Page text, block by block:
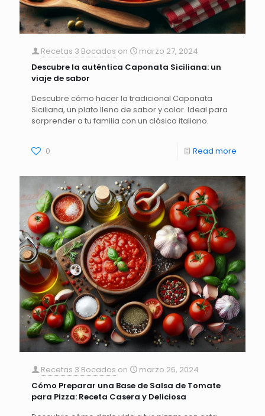
Recetas 3 Bocados on
marzo 27, 2024
Descubre la auténtica Caponata Siciliana: un
viaje de sabor
Descubre cómo hacer la tradicional Caponata
Siciliana, un plato lleno de sabor y color. Ideal para
sorprender a tu familia con un clásico italiano.
0 Read more
Recetas 3 Bocados on
marzo 26, 2024
Cómo Preparar una Base de Salsa de Tomate
para Pizza: Receta Casera y Deliciosa